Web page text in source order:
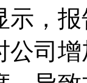
示，
公司